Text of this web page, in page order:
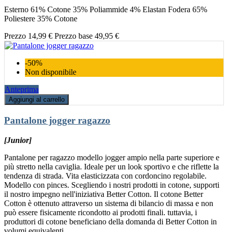
Esterno 61% Cotone 35% Poliammide 4% Elastan Fodera 65%
Poliestere 35% Cotone
Prezzo 14,99 € Prezzo base 49,95 €
-50%
Non disponibile
Anteprima
Aggiungi al carrello
Pantalone jogger ragazzo
[Junior]
Pantalone per ragazzo modello jogger ampio nella parte superiore e
più stretto nella caviglia. Ideale per un look sportivo e che riflette la
tendenza di strada. Vita elasticizzata con cordoncino regolabile.
Modello con pinces. Scegliendo i nostri prodotti in cotone, supporti
il nostro impegno nell'iniziativa Better Cotton. Il cotone Better
Cotton è ottenuto attraverso un sistema di bilancio di massa e non
può essere fisicamente ricondotto ai prodotti finali. tuttavia, i
produttori di cotone beneficiano della domanda di Better Cotton in